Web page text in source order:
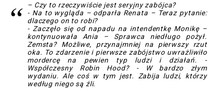
– Czy to rzeczywiście jest seryjny zabójca?
- Na to wygląda – odparła Renata – Teraz pytanie:
dlaczego on to robi?
- Zaczęło się od napadu na intendentkę Monikę –
kontynuowała Ania – Sprawca niedługo pożył.
Zemsta? Możliwe, przynajmniej na pierwszy rzut
oka. To zdarzenie i pierwsze zabójstwo uwrażliwiło
mordercę na pewien typ ludzi i działań.
-
Współczesny Robin Hood?- W bardzo złym
wydaniu. Ale coś w tym jest. Zabija ludzi, którzy
według niego są źli.